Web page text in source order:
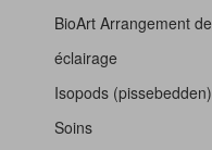
éclairage
Isopods (pissebedden)
Soins